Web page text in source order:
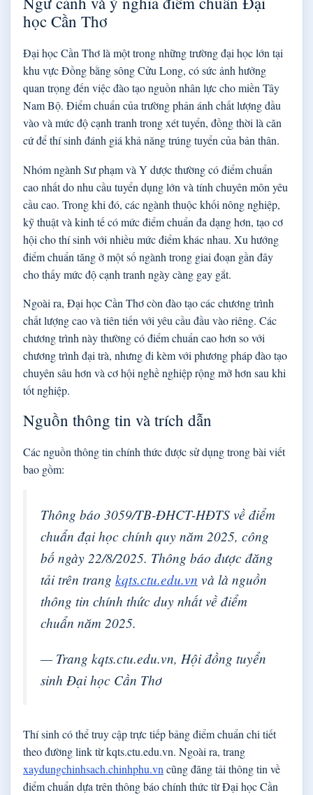
học Cần Thơ
Đại học Cần Thơ là một trong những trường đại học lớn tại
khu vực Đồng bằng sông Cửu Long, có sức ảnh hưởng
quan trọng đến việc đào tạo nguồn nhân lực cho miền Tây
Nam Bộ. Điểm chuẩn của trường phản ánh chất lượng đầu
vào và mức độ cạnh tranh trong xét tuyển, đồng thời là căn
cứ để thí sinh đánh giá khả năng trúng tuyển của bản thân.
Nhóm ngành Sư phạm và Y dược thường có điểm chuẩn
cao nhất do nhu cầu tuyển dụng lớn và tính chuyên môn yêu
cầu cao. Trong khi đó, các ngành thuộc khối nông nghiệp,
kỹ thuật và kinh tế có mức điểm chuẩn đa dạng hơn, tạo cơ
hội cho thí sinh với nhiều mức điểm khác nhau. Xu hướng
điểm chuẩn tăng ở một số ngành trong giai đoạn gần đây
cho thấy mức độ cạnh tranh ngày càng gay gắt.
Ngoài ra, Đại học Cần Thơ còn đào tạo các chương trình
chất lượng cao và tiên tiến với yêu cầu đầu vào riêng. Các
chương trình này thường có điểm chuẩn cao hơn so với
chương trình đại trà, nhưng đi kèm với phương pháp đào tạo
chuyên sâu hơn và cơ hội nghề nghiệp rộng mở hơn sau khi
tốt nghiệp.
Nguồn thông tin và trích dẫn
Các nguồn thông tin chính thức được sử dụng trong bài viết
bao gồm:
Thông báo 3059/TB-ĐHCT-HĐTS về điểm
chuẩn đại học chính quy năm 2025, công
bố ngày 22/8/2025. Thông báo được đăng
tải trên trang kqts.ctu.edu.vn và là nguồn
thông tin chính thức duy nhất về điểm
chuẩn năm 2025.
— Trang kqts.ctu.edu.vn, Hội đồng tuyển
sinh Đại học Cần Thơ
Thí sinh có thể truy cập trực tiếp bảng điểm chuẩn chi tiết
theo đường link từ kqts.ctu.edu.vn. Ngoài ra, trang
xaydungchinhsach.chinhphu.vn cũng đăng tải thông tin về
điểm chuẩn dựa trên thông báo chính thức từ Đại học Cần